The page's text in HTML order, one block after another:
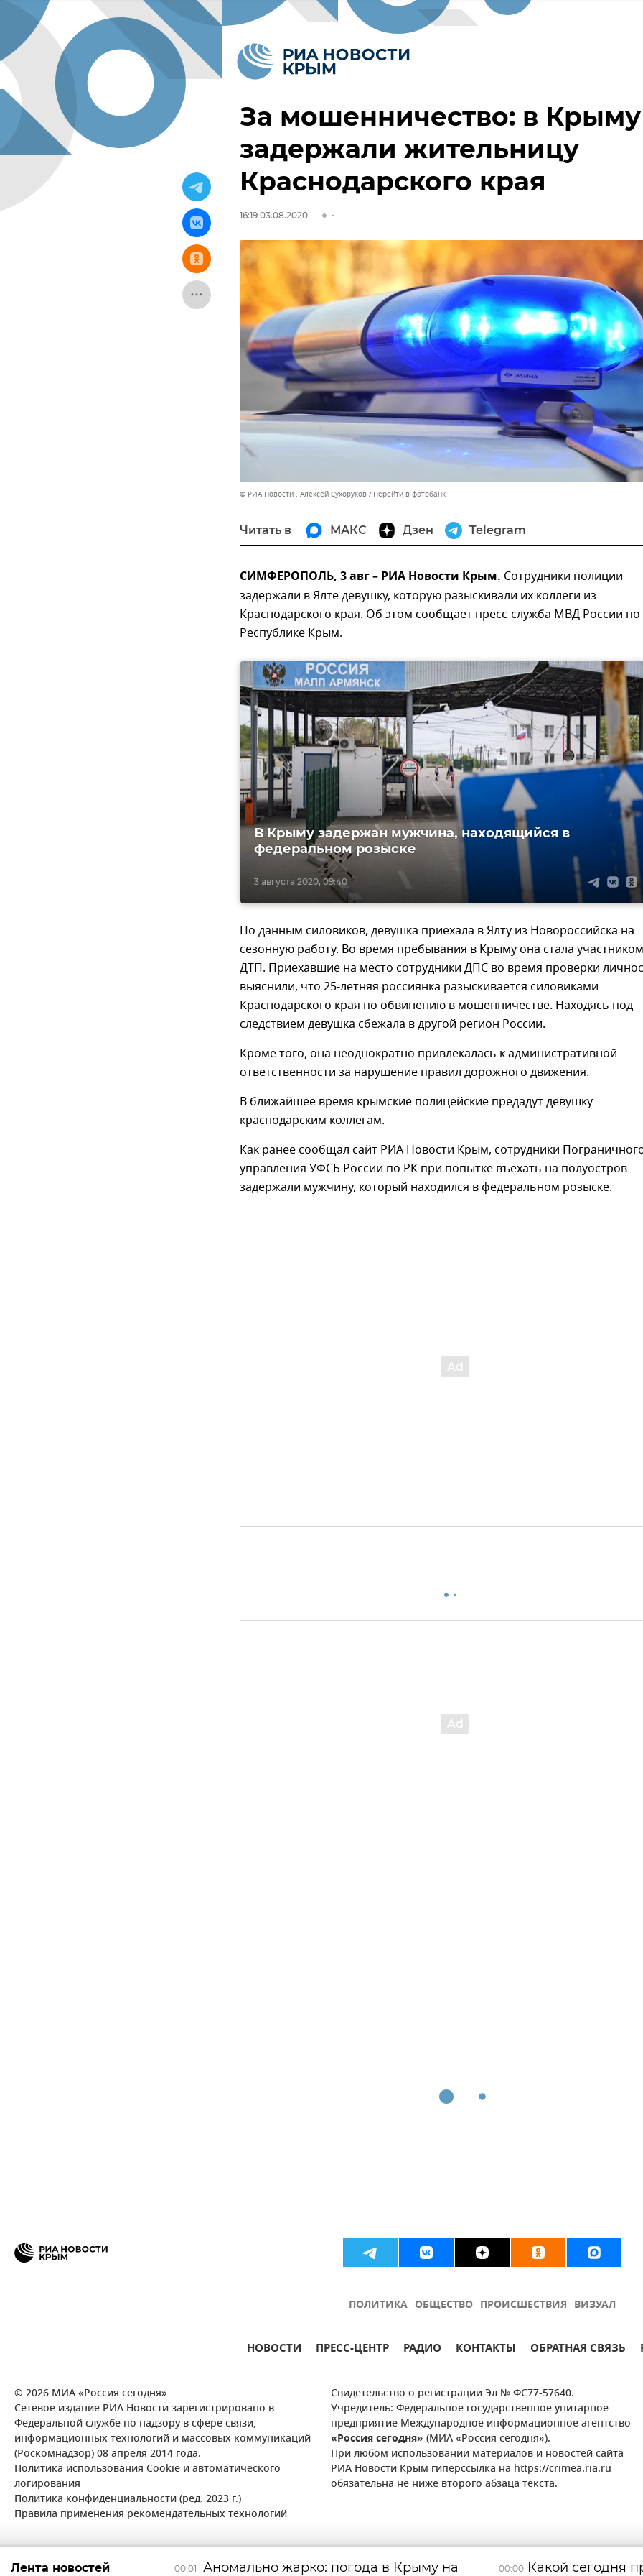
За мошенничество: в Крыму
задержали жительницу
Краснодарского края
16:19 03.08.2020
© РИА Новости . Алексей Сухоруков Перейти в фотобанк
Читать в МАКС Дзен Telegram
СИМФЕРОПОЛЬ, 3 авг – РИА Новости Крым. Сотрудники полиции
задержали в Ялте девушку, которую разыскивали их коллеги из
Краснодарского края. Об этом сообщает пресс-служба МВД России по
Республике Крым.
3 августа 2020, 09:40
В Крыму задержан мужчина, находящийся в
федеральном розыске
По данным силовиков, девушка приехала в Ялту из Новороссийска на
сезонную работу. Во время пребывания в Крыму она стала участником
ДТП. Приехавшие на место сотрудники ДПС во время проверки
выяснили, что 25-летняя россиянка разыскивается силовиками
Краснодарского края по обвинению в мошенничестве. Находясь под
следствием девушка сбежала в другой регион России.
Кроме того, она неоднократно привлекалась к административной
ответственности за нарушение правил дорожного движения.
В ближайшее время крымские полицейские предадут девушку
краснодарским коллегам.
Как ранее сообщал сайт РИА Новости Крым, сотрудники
управления УФСБ России по РК при попытке въехать на полуостров
задержали мужчину, который находился в федеральном розыске.
ПОЛИТИКА ОБЩЕСТВО ПРОИСШЕСТВИЯ ВИЗУАЛ
НОВОСТИ ПРЕСС-ЦЕНТР РАДИО КОНТАКТЫ ОБРАТНАЯ СВЯЗЬ
© 2026 МИА «Россия сегодня»
Сетевое издание РИА Новости зарегистрировано в
Федеральной службе по надзору в сфере связи,
информационных технологий и массовых коммуникаций
(Роскомнадзор) 08 апреля 2014 года.
Политика использования Cookie и автоматического
логирования
Политика конфиденциальности (ред. 2023 г.)
Правила применения рекомендательных технологий
Свидетельство о регистрации Эл № ФС77-57640.
Учредитель: Федеральное государственное унитарное
предприятие Международное информационное агентство
«Россия сегодня» (МИА «Россия сегодня»).
При любом использовании материалов и новостей сайта
РИА Новости Крым гиперссылка на https://crimea.ria.ru
обязательна не ниже второго абзаца текста.
00:01
Аномально жарко: погода в Крыму на
00:00 Какой сегодня
Лента новостей